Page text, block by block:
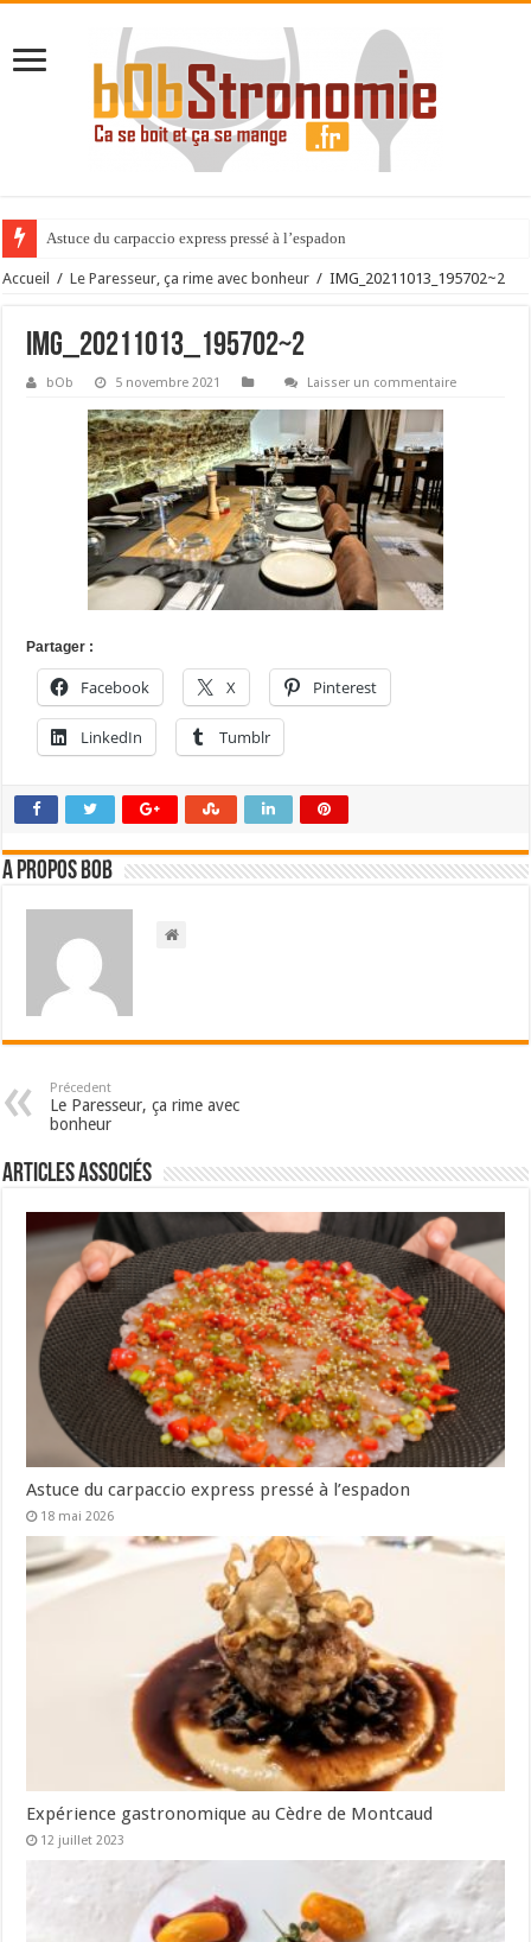
Astuce du carpaccio express pressé à l’espadon
Accueil / Le Paresseur, ça rime avec bonheur / IMG_20211013_195702~2
IMG_20211013_195702~2
bOb 5 novembre 2021 Laisser un commentaire
Partager :
Facebook X Pinterest
LinkedIn Tumblr
A propos bOb
Précedent
Le Paresseur, ça rime avec
bonheur
Articles associés
Astuce du carpaccio express pressé à l’espadon
18 mai 2026
Expérience gastronomique au Cèdre de Montcaud
12 juillet 2023